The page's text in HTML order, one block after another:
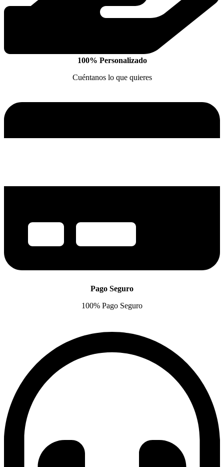
100% Personalizado
Cuéntanos lo que quieres
Pago Seguro
100% Pago Seguro